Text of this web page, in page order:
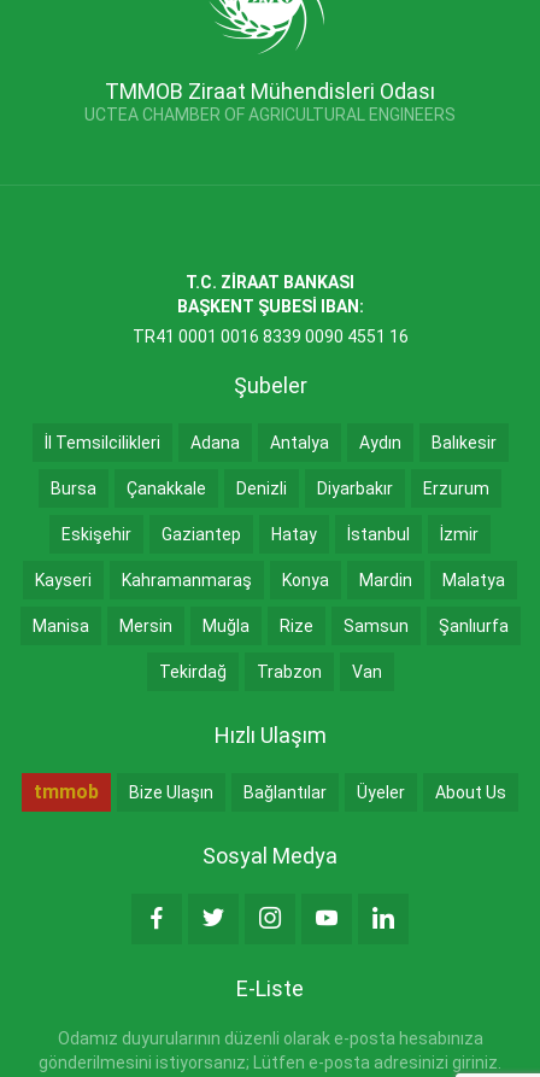
TMMOB Ziraat Mühendisleri Odası
UCTEA CHAMBER OF AGRICULTURAL ENGINEERS
T.C. ZİRAAT BANKASI
BAŞKENT ŞUBESİ IBAN:
TR41 0001 0016 8339 0090 4551 16
Şubeler
İl Temsilcilikleri Adana Antalya Aydın Balıkesir
Bursa Çanakkale Denizli Diyarbakır Erzurum
Eskişehir Gaziantep Hatay İstanbul İzmir
Kayseri Kahramanmaraş Konya Mardin Malatya
Manisa Mersin Muğla Rize Samsun Şanlıurfa
Tekirdağ Trabzon Van
Hızlı Ulaşım
tmmob Bize Ulaşın Bağlantılar Üyeler About Us
Sosyal Medya
E-Liste
Odamız duyurularının düzenli olarak e-posta hesabınıza
gönderilmesini istiyorsanız; Lütfen e-posta adresinizi giriniz.